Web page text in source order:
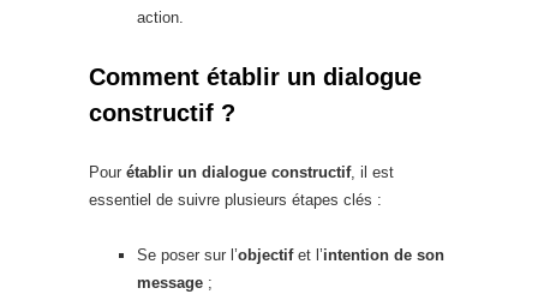
action.
Comment établir un dialogue
constructif ?
Pour établir un dialogue constructif, il est
essentiel de suivre plusieurs étapes clés :
Se poser sur l’objectifet l’intention de son
message ;